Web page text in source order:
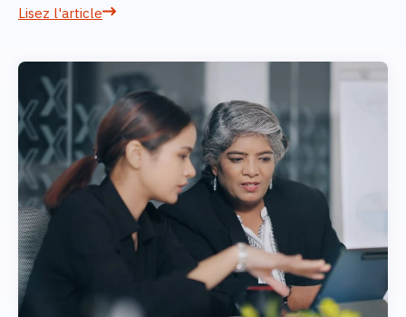
Lisez l'article